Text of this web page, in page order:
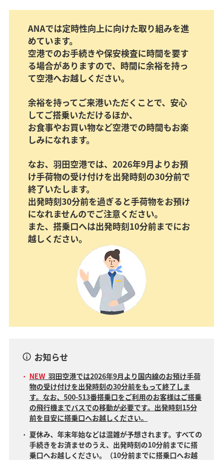
ANAでは定時性向上に向けた取り組みを進
めています。
空港でのお手続きや保安検査に時間を要す
る場合がありますので、時間に余裕を持っ
て空港へお越しください。
余裕を持ってご来港いただくことで、安心
してご搭乗いただけるほか、
お食事やお買い物など空港での時間もお楽
しみになれます。
なお、羽田空港では、2026年9月よりお預
け手荷物の受け付けを出発時刻の30分前で
終了いたします。
出発時刻30分前を過ぎると手荷物をお預け
になれませんのでご注意ください。
また、搭乗口へは出発時刻10分前までにお
越しください。
お知らせ
NEW羽田空港では2026年9月より国内線のお預け手荷
物の受け付けを出発時刻の30分前をもって終了しま
す。なお、500-513番搭乗口をご利用のお客様はご搭乗
の飛行機までバスでの移動が必要です。出発時刻15分
前を目安に搭乗口へお越しください。
夏休み、年末年始などは混雑が予想されます。すべての
手続きをお済ませのうえ、出発時刻の10分前までに搭
乗口へお越しください。（10分前までに搭乗口へお越